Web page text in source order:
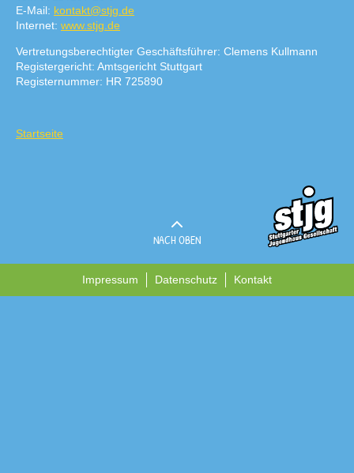
E-Mail: kontakt@stjg.de
Internet: www.stjg.de
Vertretungsberechtigter Geschäftsführer: Clemens Kullmann
Registergericht: Amtsgericht Stuttgart
Registernummer: HR 725890
Startseite
NACH OBEN
Impressum Datenschutz Kontakt